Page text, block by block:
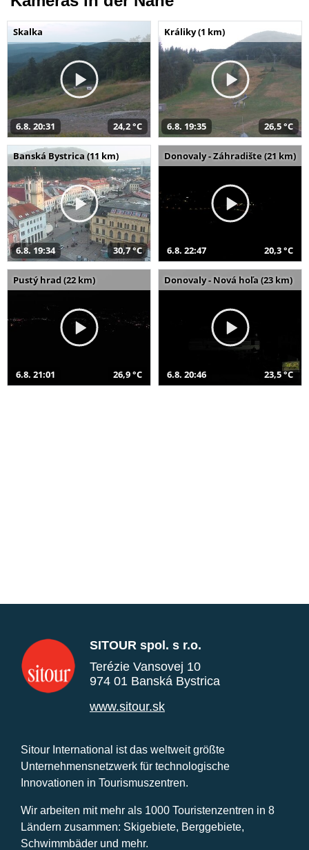
Skalka
6.8. 20:31 24,2 °C
Králiky (1 km)
6.8. 19:35 26,5 °C
Banská Bystrica (11 km)
6.8. 19:34 30,7 °C
Donovaly - Záhradište (21 km)
6.8. 22:47 20,3 °C
Pustý hrad (22 km)
6.8. 21:01 26,9 °C
Donovaly - Nová hoľa (23 km)
6.8. 20:46 23,5 °C
SITOUR spol. s r.o.
Terézie Vansovej 10
974 01 Banská Bystrica
www.sitour.sk
Sitour International ist das weltweit größte
Unternehmensnetzwerk für technologische
Innovationen in Tourismuszentren.
Wir arbeiten mit mehr als 1000 Touristenzentren in 8
Ländern zusammen: Skigebiete, Berggebiete,
Schwimmbäder und mehr.